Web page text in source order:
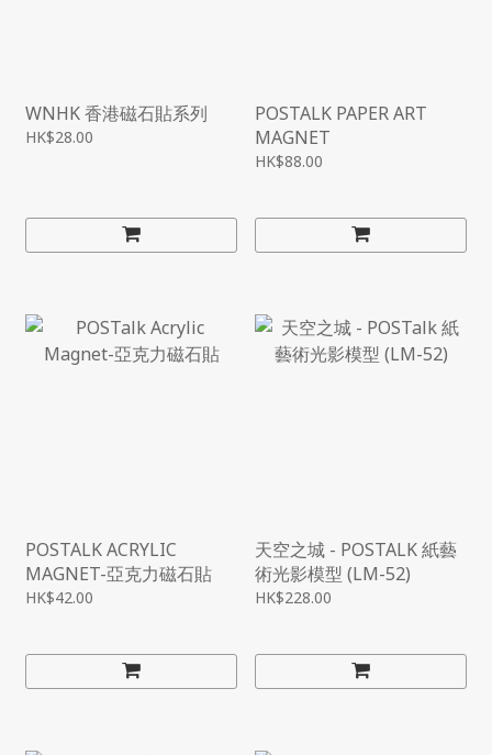
WNHK 香港磁石貼系列
HK$28.00
POSTALK PAPER ART
MAGNET
HK$88.00
POSTALK ACRYLIC
MAGNET-亞克力磁石貼
HK$42.00
天空之城 - POSTALK 紙藝
術光影模型 (LM-52)
HK$228.00